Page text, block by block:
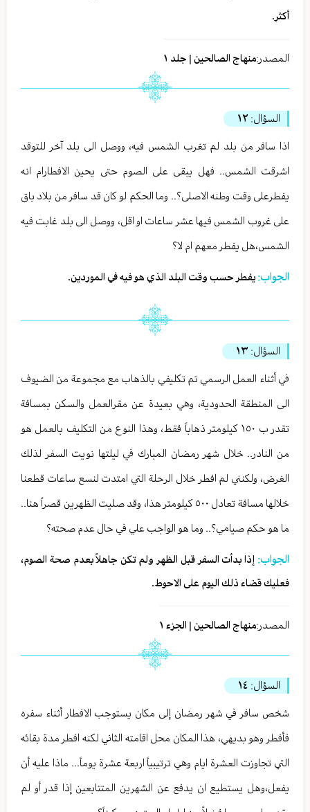
أكثر.
المصدر:منهاج الصالحين | جلد ١
السؤال: ١٢
اذا سافر من بلد لم تغرب الشمس فيه، ووصل الى بلد آخر للتوقد
اشرقت الشمس.. فهل يبقى على الصوم حتى يحين الافطارام انه
يفطرعلى وقت وطنه الاصلى؟.. وما الحكم لو كان قد سافر من بلاد باق
على غروب الشمس فيها عشر ساعات او اقل، ووصل الى بلد غابت فيه
الشمس،هل يفطر معهم ام لا؟
الجواب: يفطر حسب وقت البلد الذي هو فيه في الموردين.
السؤال: ١٣
في أثناء العمل الرسمي تم تكليفي بالذهاب مع مجموعة من الضيوف
الى المنطقة الحدودية، وهي بعيدة عن مقرالعمل والسكن بمسافة
تقدر ب ١٥٠ كيلومتر ذهاباً فقط، وهذا النوع من التكليف بالعمل هو
من النادر.. خلال شهر رمضان المبارك في ليلتها نويت السفر لذلك
الغرض، ولكنني لم افطر خلال الرحلة التي امتدت لنسع ساعات قطعنا
خلالها مسافة تعادل ٥٠٠ كيلومتر هذا، وقد صليت الظهرين قصراً هنا..
ما هو حكم صيامي؟.. وما هو الواجب علي في حال عدم صحته؟
الجواب: إذا بدأت السفر قبل الظهر ولم تكن جاهلاً بعدم صحة الصوم،
فعليك قضاء ذلك اليوم على الاحوط.
المصدر:منهاج الصالحين | الجزء ١
السؤال: ١٤
شخص سافر في شهر رمضان إلى مكان يستوجب الافطار أثناء سفره
فأفطر وهو بديهي، هذا المكان محل اقامته الثاني لكنه افطر مدة بقائه
التي تجاوزت العشرة ايام وهي ترتيبياً اربعة عشرة يوماً... ماذا عليه أن
يفعل،وهل يستطيع ان يدفع عن الشهرين المتتابعين إذا قدر أو لم